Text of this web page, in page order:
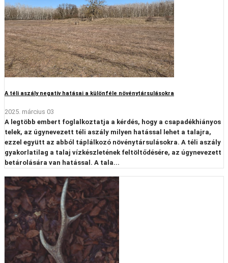
A téli aszály negatív hatásai a különféle növénytársulásokra
2025. március 03
A legtöbb embert foglalkoztatja a kérdés, hogy a csapadékhiányos
telek, az úgynevezett téli aszály milyen hatással lehet a talajra,
ezzel együtt az abból táplálkozó növénytársulásokra. A téli aszály
gyakorlatilag a talaj vízkészletének feltöltődésére, az úgynevezett
betárolására van hatással. A tala...